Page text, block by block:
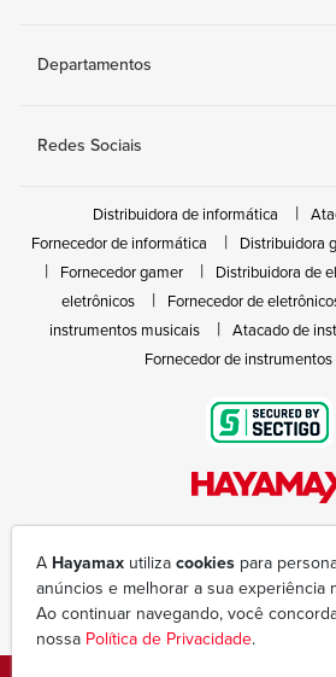
Departamentos
Redes Sociais
Distribuidora de informática
Fornecedor de informática
Distribuidora
Fornecedor gamer
Distribuidora de
eletrônicos
Fornecedor de
instrumentos musicais
Atacado de
Fornecedor de
(43) 3377-6600
Segunda à sexta das 8:00
A Hayamax utiliza cookies para
anúncios e melhorar a sua experiência
Ao continuar navegando, você
nossa Política de Privacidade.